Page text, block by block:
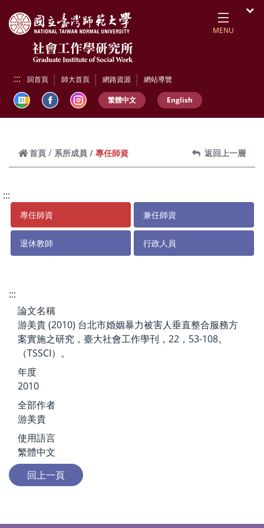
MENU
::: 回首頁 師大首頁 網路資源 網站導覽
繁體中文 English
首頁 系所成員 專任師資 返回上一層
:::
專任師資 兼任師資
退休教師 行政人員
:::
論文名稱
游美貴 (2010) 台北市婚姻暴力被害人垂直整合服務方
案實施之研究，臺大社會工作學刊，22，53-108。
（TSSCI）。
年度
2010
全部作者
游美貴
使用語言
繁體中文